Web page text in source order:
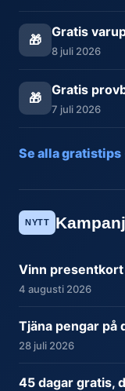
🎁
Gratis
8 juli 2026
🎁
Gratis
7 juli 2026
Se alla
NYTT
Vinn
4 augusti 2026
Tjäna pengar på
28 juli 2026
45 dagar gratis,